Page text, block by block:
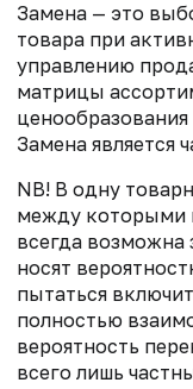
Замена — это
товара при
управлению
матрицы
Замена является
NB! В одну
между которыми
всегда возможна
носят
пытаться
полностью
вероятность
всего лишь